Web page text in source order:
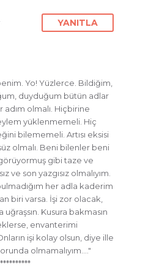
YANITLA
Yo! Yüzlerce. Bildiğim,
duyduğum bütün adlar
adım olmalı. Hiçbirine
yüklenmemeli. Hiç
bilememeli. Artısı eksisi
olmalı. Beni bilenler beni
gibi taze ve
ve son yazgısız olmalıyım.
her adla kaderim
biri varsa. İşi zor olacak,
Kusura bakmasın
envanterimi
işi kolay olsun, diye ille
olmamalıyım…."